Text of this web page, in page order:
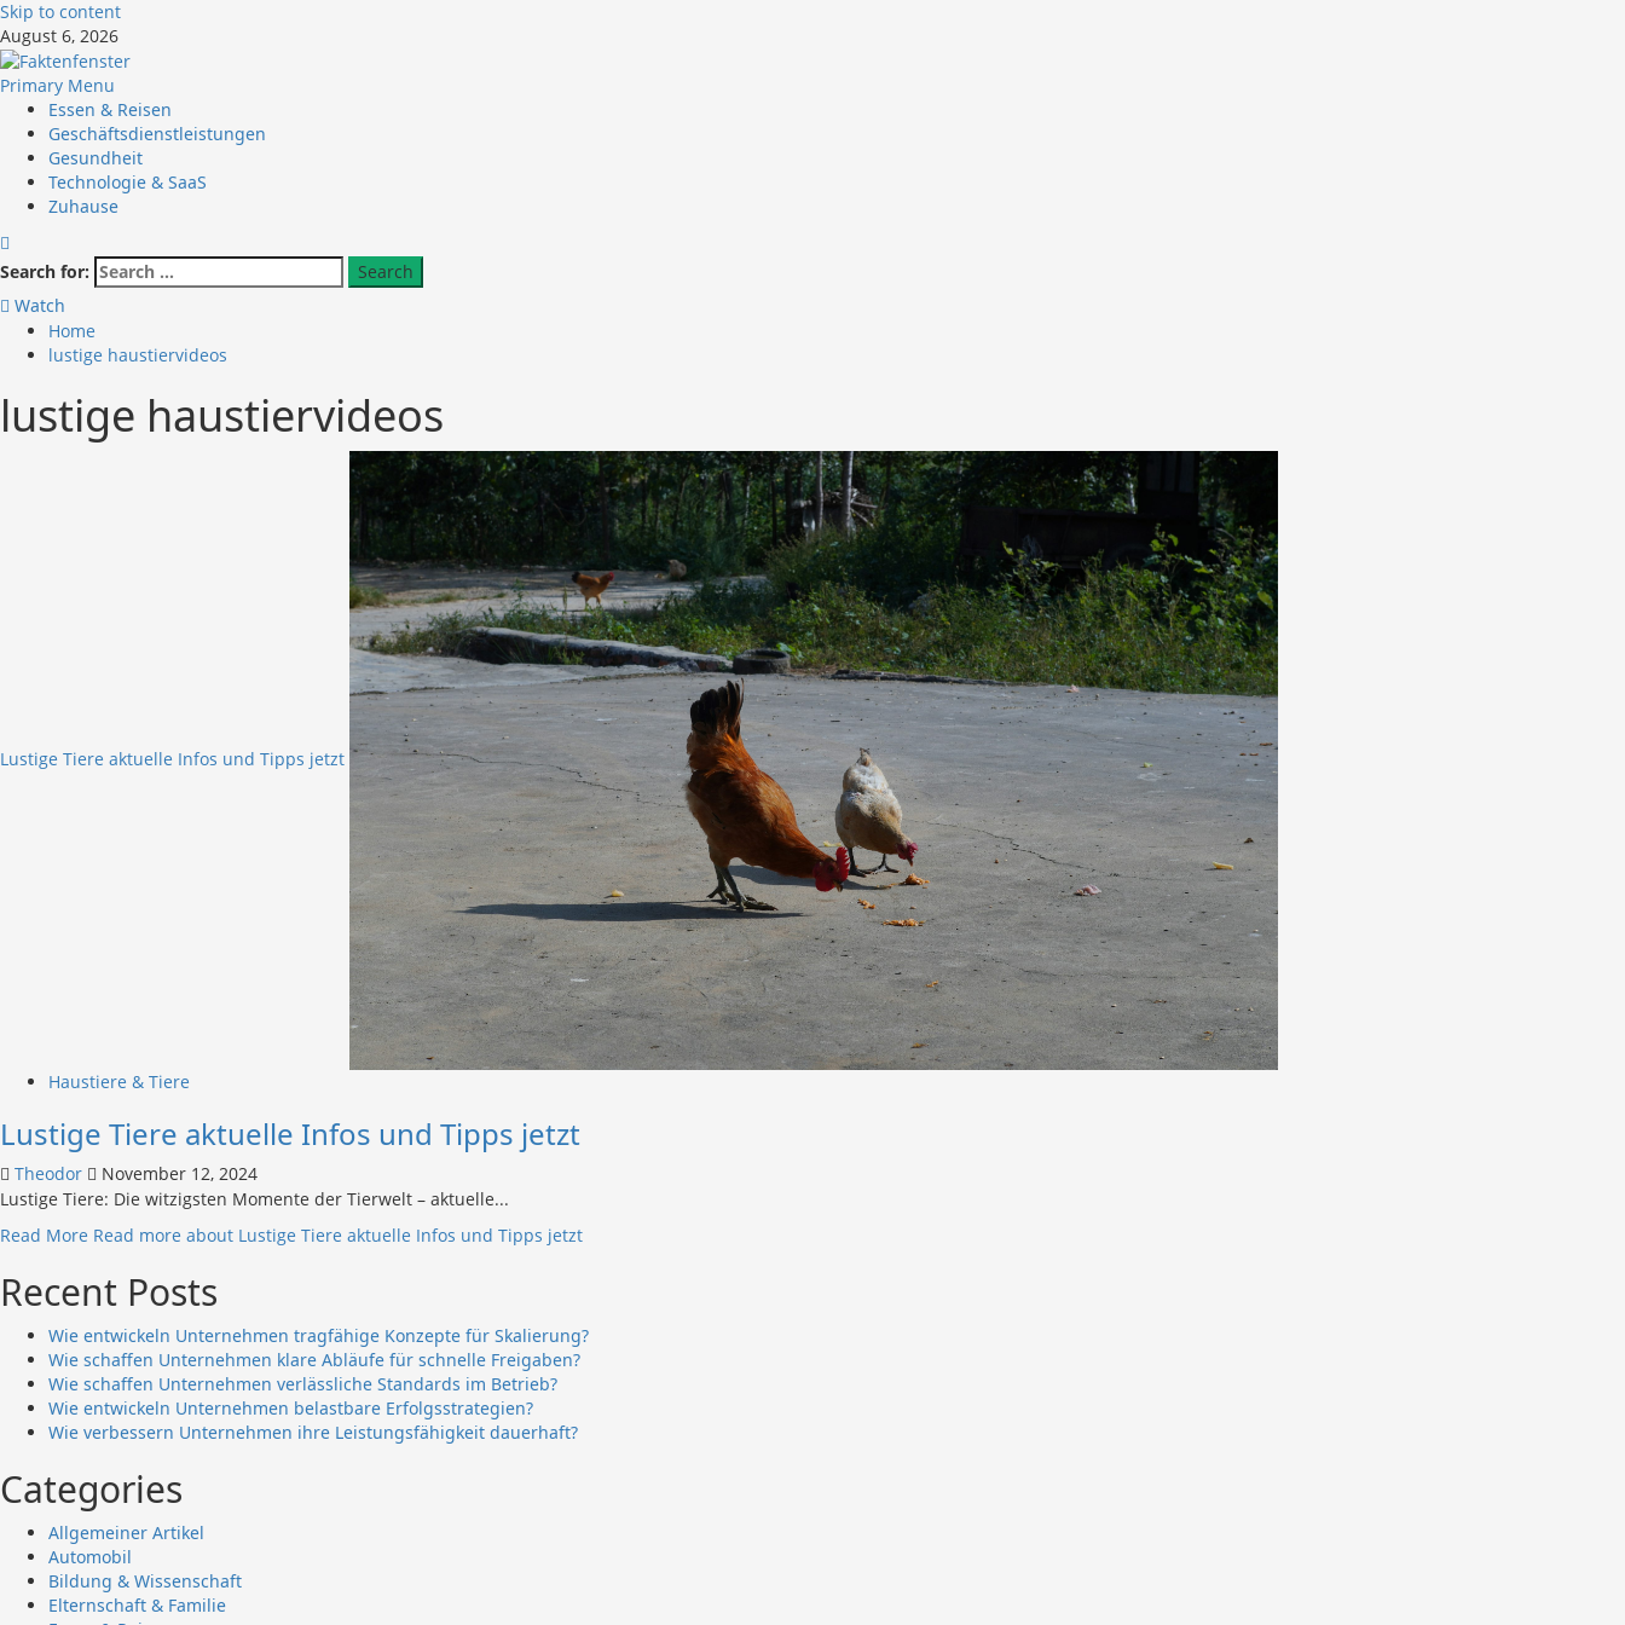
Skip to content
August 6, 2026
Primary Menu
Essen & Reisen
Geschäftsdienstleistungen
Gesundheit
Technologie & SaaS
Zuhause
Search for:
Watch
Home
lustige haustiervideos
lustige haustiervideos
Lustige Tiere aktuelle Infos und Tipps jetzt
Haustiere & Tiere
Lustige Tiere aktuelle Infos und Tipps jetzt
Theodor
November 12, 2024
Lustige Tiere: Die witzigsten Momente der Tierwelt – aktuelle...
Read More Read more about Lustige Tiere aktuelle Infos und Tipps jetzt
Recent Posts
Wie entwickeln Unternehmen tragfähige Konzepte für Skalierung?
Wie schaffen Unternehmen klare Abläufe für schnelle Freigaben?
Wie schaffen Unternehmen verlässliche Standards im Betrieb?
Wie entwickeln Unternehmen belastbare Erfolgsstrategien?
Wie verbessern Unternehmen ihre Leistungsfähigkeit dauerhaft?
Categories
Allgemeiner Artikel
Automobil
Bildung & Wissenschaft
Elternschaft & Familie